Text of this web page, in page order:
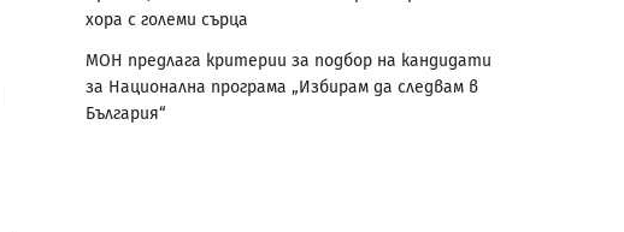
хора с големи сърца
МОН предлага критерии за подбор на кандидати
за Национална програма „Избирам да следвам в
България“